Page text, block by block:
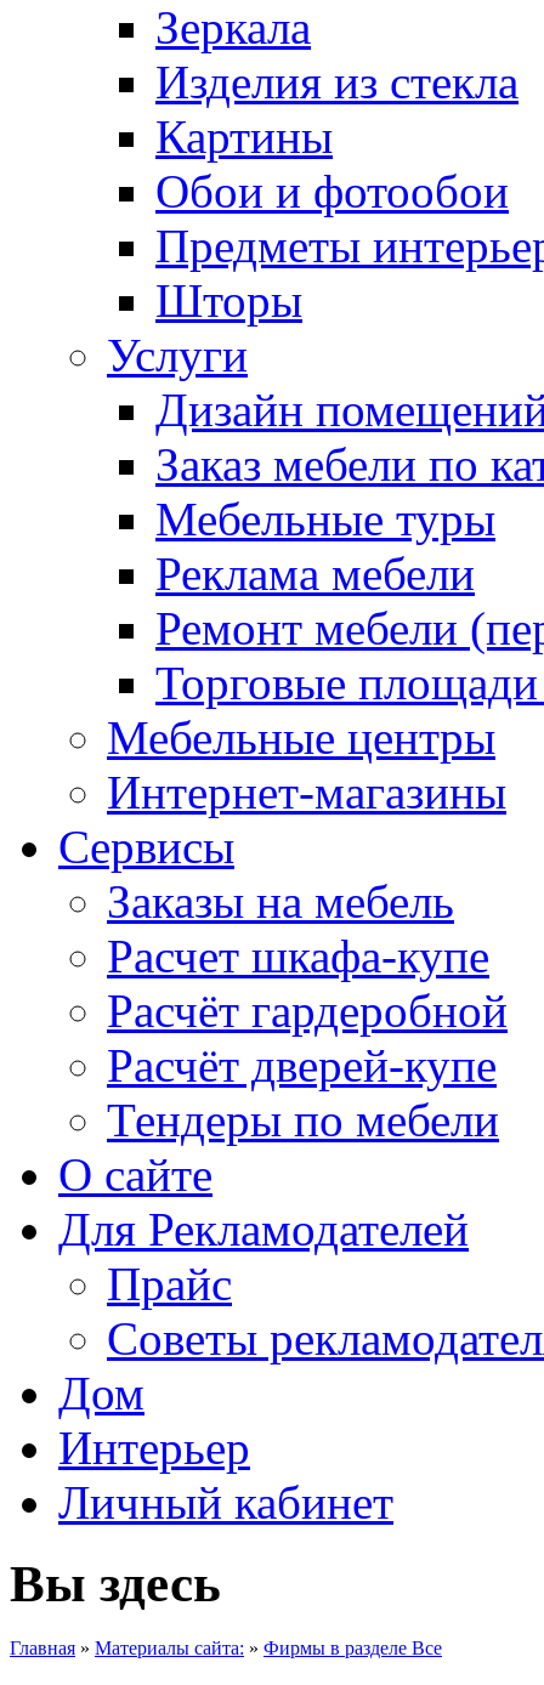
Зеркала
Изделия из стекла
Картины
Обои и фотообои
Предметы
Шторы
Услуги
Дизайн
Заказ мебели по
Мебельные туры
Реклама мебели
Ремонт мебели
Торговые
Мебельные центры
Интернет-магазины
Сервисы
Заказы на мебель
Расчет шкафа-купе
Расчёт гардеробной
Расчёт дверей-купе
Тендеры по мебели
О сайте
Для Рекламодателей
Прайс
Советы
Дом
Интерьер
Личный кабинет
Вы здесь
Главная » Материалы сайта: » Фирмы в разделе Все